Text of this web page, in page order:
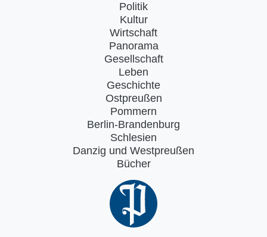
Politik
Kultur
Wirtschaft
Panorama
Gesellschaft
Leben
Geschichte
Ostpreußen
Pommern
Berlin-Brandenburg
Schlesien
Danzig und Westpreußen
Bücher